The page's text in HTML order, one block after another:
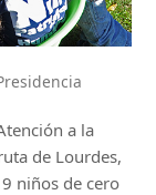
a la
de Lourdes,
niños de cero